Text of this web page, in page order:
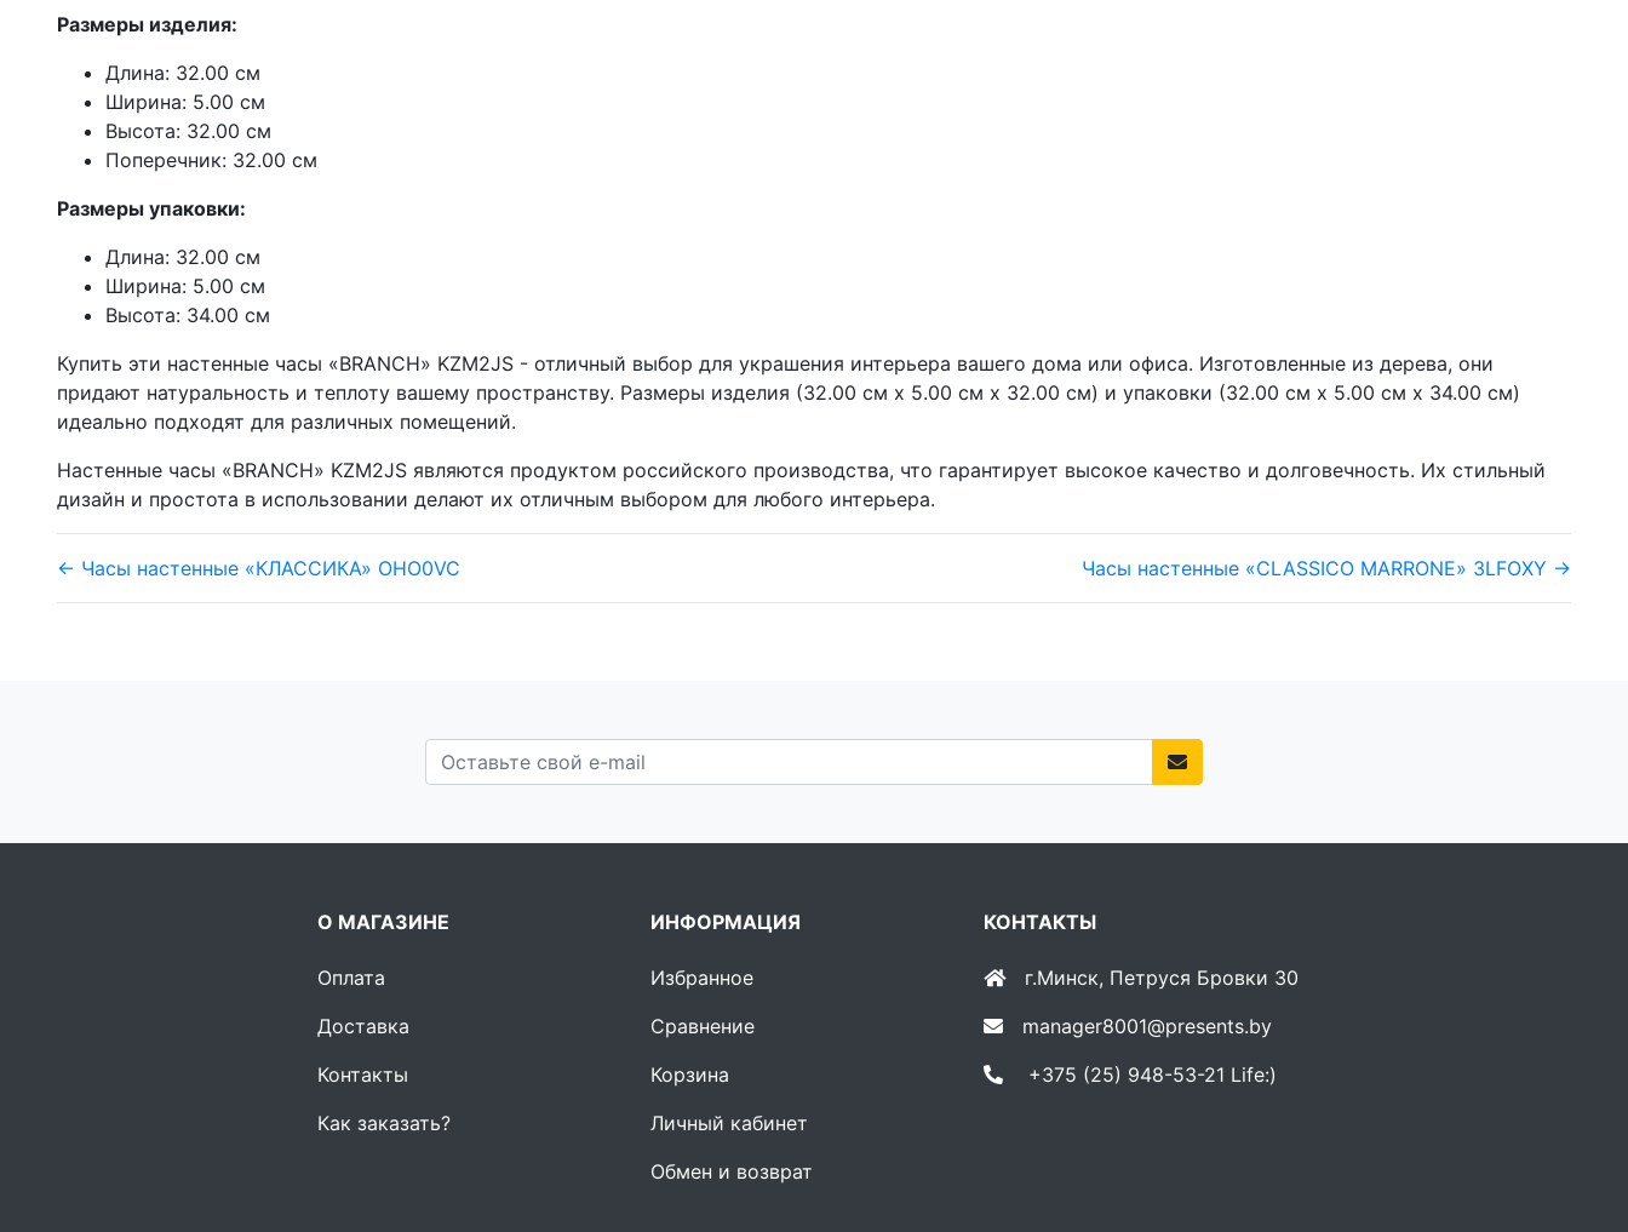
Размеры изделия:
Длина: 32.00 см
Ширина: 5.00 см
Высота: 32.00 см
Поперечник: 32.00 см
Размеры упаковки:
Длина: 32.00 см
Ширина: 5.00 см
Высота: 34.00 см
Купить эти настенные часы «BRANCH» KZM2JS - отличный выбор для украшения интерьера вашего дома или офиса. Изготовленные из дерева, они
придают натуральность и теплоту вашему пространству. Размеры изделия (32.00 см x 5.00 см x 32.00 см) и упаковки (32.00 см x 5.00 см x 34.00 см)
идеально подходят для различных помещений.
Настенные часы «BRANCH» KZM2JS являются продуктом российского производства, что гарантирует высокое качество и долговечность. Их стильный
дизайн и простота в использовании делают их отличным выбором для любого интерьера.
← Часы настенные «КЛАССИКА» OHO0VC Часы настенные «CLASSICO MARRONE» 3LFOXY →
О МАГАЗИНЕ
Оплата
Доставка
Контакты
Как заказать?
ИНФОРМАЦИЯ
Избранное
Сравнение
Корзина
Личный кабинет
Обмен и возврат
КОНТАКТЫ
г.Минск, Петруся Бровки 30
manager8001@presents.by
+375 (25) 948-53-21 Life:)